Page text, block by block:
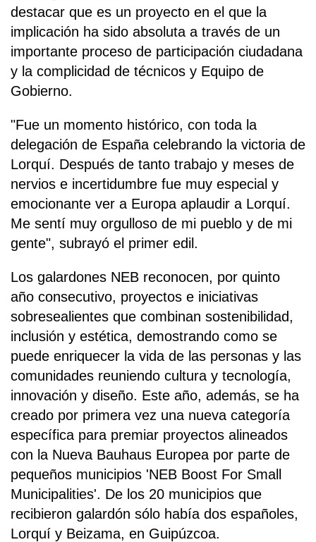
destacar que es un proyecto en el que la
implicación ha sido absoluta a través de un
importante proceso de participación ciudadana
y la complicidad de técnicos y Equipo de
Gobierno.
"Fue un momento histórico, con toda la
delegación de España celebrando la victoria de
Lorquí. Después de tanto trabajo y meses de
nervios e incertidumbre fue muy especial y
emocionante ver a Europa aplaudir a Lorquí.
Me sentí muy orgulloso de mi pueblo y de mi
gente", subrayó el primer edil.
Los galardones NEB reconocen, por quinto
año consecutivo, proyectos e iniciativas
sobresealientes que combinan sostenibilidad,
inclusión y estética, demostrando como se
puede enriquecer la vida de las personas y las
comunidades reuniendo cultura y tecnología,
innovación y diseño. Este año, además, se ha
creado por primera vez una nueva categoría
específica para premiar proyectos alineados
con la Nueva Bauhaus Europea por parte de
pequeños municipios 'NEB Boost For Small
Municipalities'. De los 20 municipios que
recibieron galardón sólo había dos españoles,
Lorquí y Beizama, en Guipúzcoa.